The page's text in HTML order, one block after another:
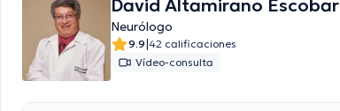
David Altamirano Escobar
Neurólogo
9.9|42 calificaciones
Vídeo-consulta